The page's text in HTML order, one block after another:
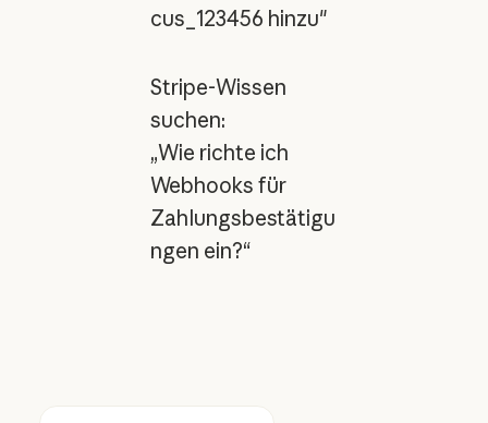
cus_123456 hinzu"
Stripe-Wissen
suchen:
„Wie richte ich
Webhooks für
Zahlungsbestätigu
ngen ein?“